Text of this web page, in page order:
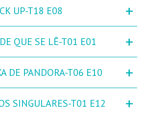
UP-T18 E08 +
QUE SE LÊ-T01 E01 +
DE PANDORA-T06 E10 +
SINGULARES-T01 E12 +